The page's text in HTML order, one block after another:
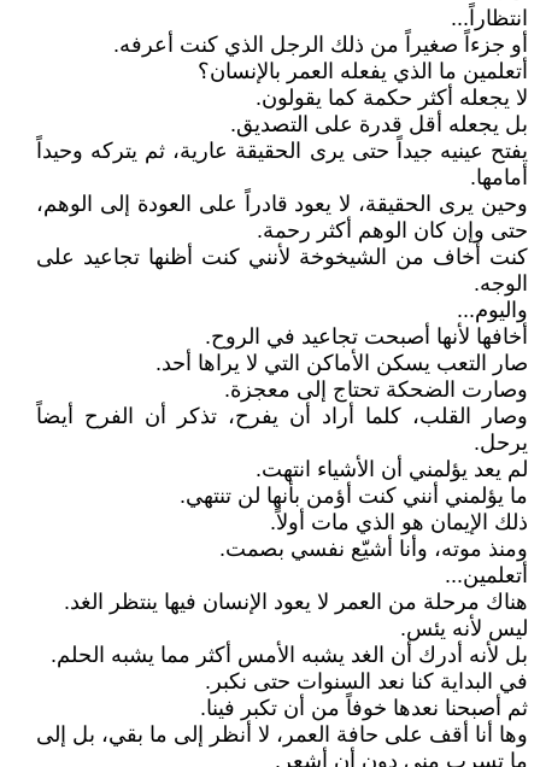
انتظاراً...
أو جزءاً صغيراً من ذلك الرجل الذي كنت أعرفه.
أتعلمين ما الذي يفعله العمر بالإنسان؟
لا يجعله أكثر حكمة كما يقولون.
بل يجعله أقل قدرة على التصديق.
يفتح عينيه جيداً حتى يرى الحقيقة عارية، ثم يتركه وحيداً
أمامها.
وحين يرى الحقيقة، لا يعود قادراً على العودة إلى الوهم،
حتى وإن كان الوهم أكثر رحمة.
كنت أخاف من الشيخوخة لأنني كنت أظنها تجاعيد على
الوجه.
واليوم...
أخافها لأنها أصبحت تجاعيد في الروح.
صار التعب يسكن الأماكن التي لا يراها أحد.
وصارت الضحكة تحتاج إلى معجزة.
وصار القلب، كلما أراد أن يفرح، تذكر أن الفرح أيضاً
يرحل.
لم يعد يؤلمني أن الأشياء انتهت.
ما يؤلمني أنني كنت أؤمن بأنها لن تنتهي.
ذلك الإيمان هو الذي مات أولاً.
ومنذ موته، وأنا أشيّع نفسي بصمت.
أتعلمين...
هناك مرحلة من العمر لا يعود الإنسان فيها ينتظر الغد.
ليس لأنه يئس.
بل لأنه أدرك أن الغد يشبه الأمس أكثر مما يشبه الحلم.
في البداية كنا نعد السنوات حتى نكبر.
ثم أصبحنا نعدها خوفاً من أن تكبر فينا.
وها أنا أقف على حافة العمر، لا أنظر إلى ما بقي، بل إلى
ما تسرب مني دون أن أشعر.